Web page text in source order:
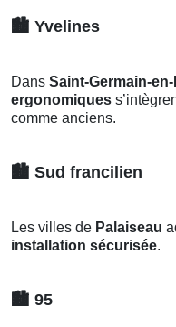
🏙️ Yvelines
Dans Saint-Germain-
ergonomiques
comme anciens.
🏙️ Sud francilien
Les villes de Palaiseau
installation sécurisée.
🏙️ 95